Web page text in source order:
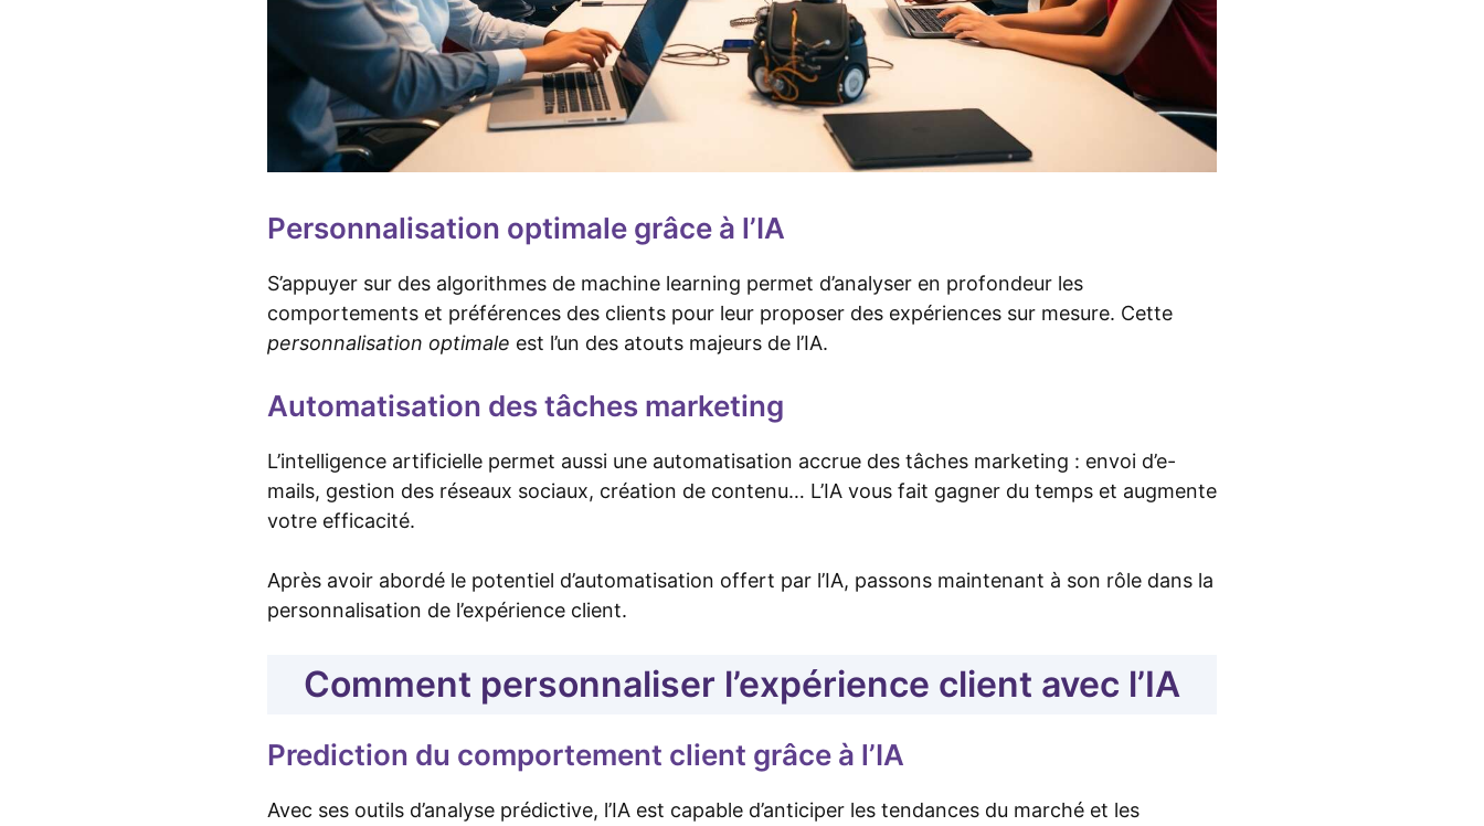
Personnalisation optimale grâce à l’IA
S’appuyer sur des algorithmes de machine learning permet d’analyser en profondeur les
comportements et préférences des clients pour leur proposer des expériences sur mesure. Cette
personnalisation optimale est l’un des atouts majeurs de l’IA.
Automatisation des tâches marketing
L’intelligence artificielle permet aussi une automatisation accrue des tâches marketing : envoi d’e-
mails, gestion des réseaux sociaux, création de contenu… L’IA vous fait gagner du temps et augmente
votre efficacité.
Après avoir abordé le potentiel d’automatisation offert par l’IA, passons maintenant à son rôle dans la
personnalisation de l’expérience client.
Comment personnaliser l’expérience client avec l’IA
Prediction du comportement client grâce à l’IA
Avec ses outils d’analyse prédictive, l’IA est capable d’anticiper les tendances du marché et les